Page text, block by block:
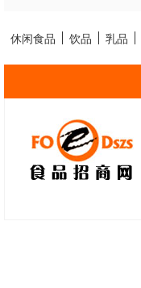
休闲食品 饮品 乳品